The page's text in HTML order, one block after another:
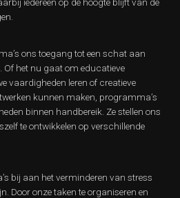
ons toegang tot een schat aan
het nu gaat om educatieve
vaardigheden leren of creatieve
kunnen maken, programma’s
binnen handbereik. Ze stellen ons
te ontwikkelen op verschillende
bij aan het verminderen van stress
Door onze taken te organiseren en